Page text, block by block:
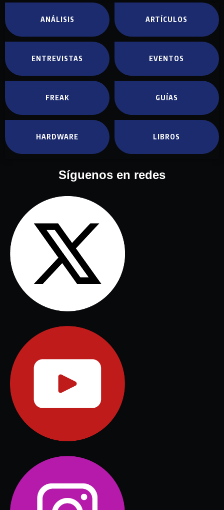
ANÁLISIS ARTÍCULOS
ENTREVISTAS EVENTOS
FREAK GUÍAS
HARDWARE LIBROS
Síguenos en redes